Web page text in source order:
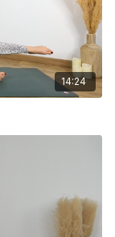
14:24